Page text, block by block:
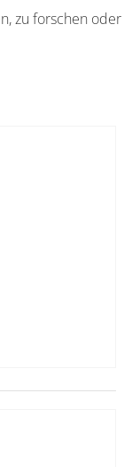
zu forschen oder